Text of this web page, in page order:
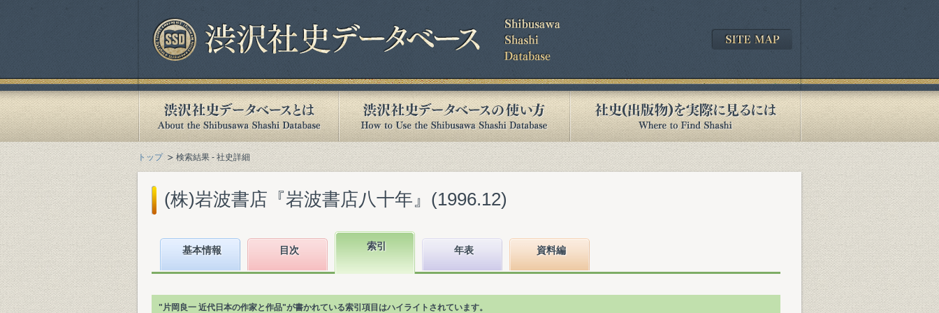
トップ 検索結果 - 社史詳細
(株)岩波書店『岩波書店八十年』(1996.12)
基本情報 目次 索引 年表 資料編
"片岡良一 近代日本の作家と作品"が書かれている索引項目はハイライトされています。